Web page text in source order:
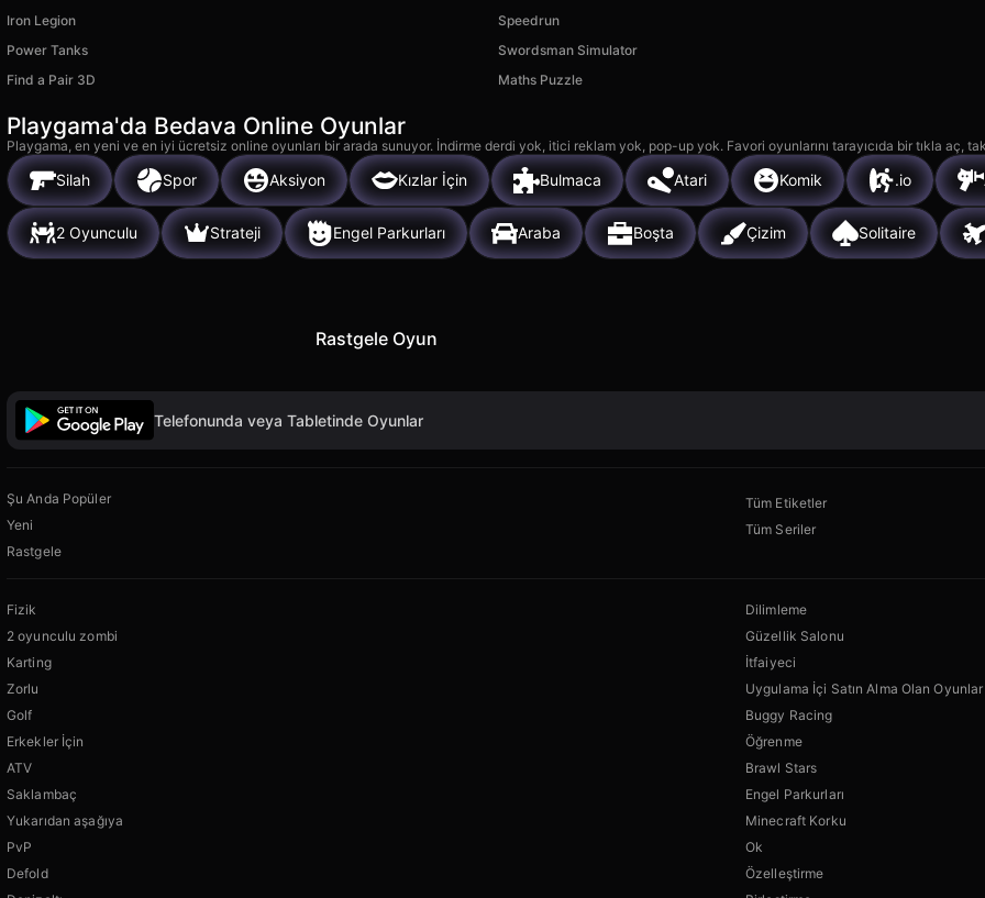
Iron Legion
Speedrun
Power Tanks
Swordsman Simulator
Find a Pair 3D
Maths Puzzle
Playgama'da Bedava Online Oyunlar
Playgama, en yeni ve en iyi ücretsiz online oyunları bir arada sunuyor. İndirme derdi yok, itici reklam yok, pop-up yok. Favori oyunlarını tarayıcıda bir tıkla aç,
Silah Spor Aksiyon Kızlar İçin Bulmaca Atari Komik .io
2 Oyunculu Strateji Engel Parkurları Araba Boşta Çizim Solitaire
Rastgele Oyun
Telefonunda veya Tabletinde Oyunlar
Şu Anda Popüler
Yeni
Rastgele
Tüm Etiketler
Tüm Seriler
Fizik
2 oyunculu zombi
Karting
Zorlu
Golf
Erkekler İçin
ATV
Saklambaç
Yukarıdan aşağıya
PvP
Defold
Dilimleme
Güzellik Salonu
İtfaiyeci
Uygulama İçi Satın Alma Olan Oyunlar
Buggy Racing
Öğrenme
Brawl Stars
Engel Parkurları
Minecraft Korku
Ok
Özelleştirme